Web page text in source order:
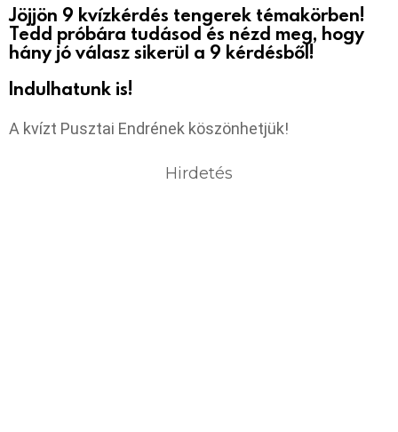
Jöjjön 9 kvízkérdés tengerek témakörben!
Tedd próbára tudásod és nézd meg, hogy
hány jó válasz sikerül a 9 kérdésből!
Indulhatunk is!
A kvízt Pusztai Endrének köszönhetjük!
Hirdetés